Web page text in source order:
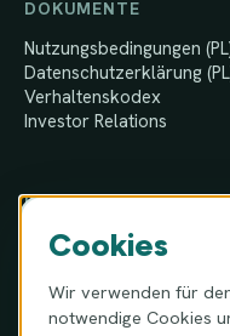
DOKUMENTE
Nutzungsbedingungen
Datenschutzerklärung
Verhaltenskodex
Investor Relations
KONTAKT
MIGAM S.A.
01-540 Warschau, Polen
Cookies
Wir verwenden für
notwendige Cookies